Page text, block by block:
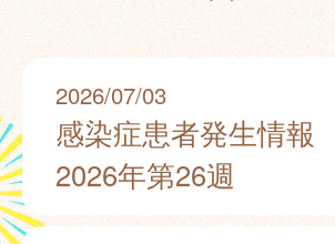
2026/07/03
感染症患者発生情報
2026年第26週